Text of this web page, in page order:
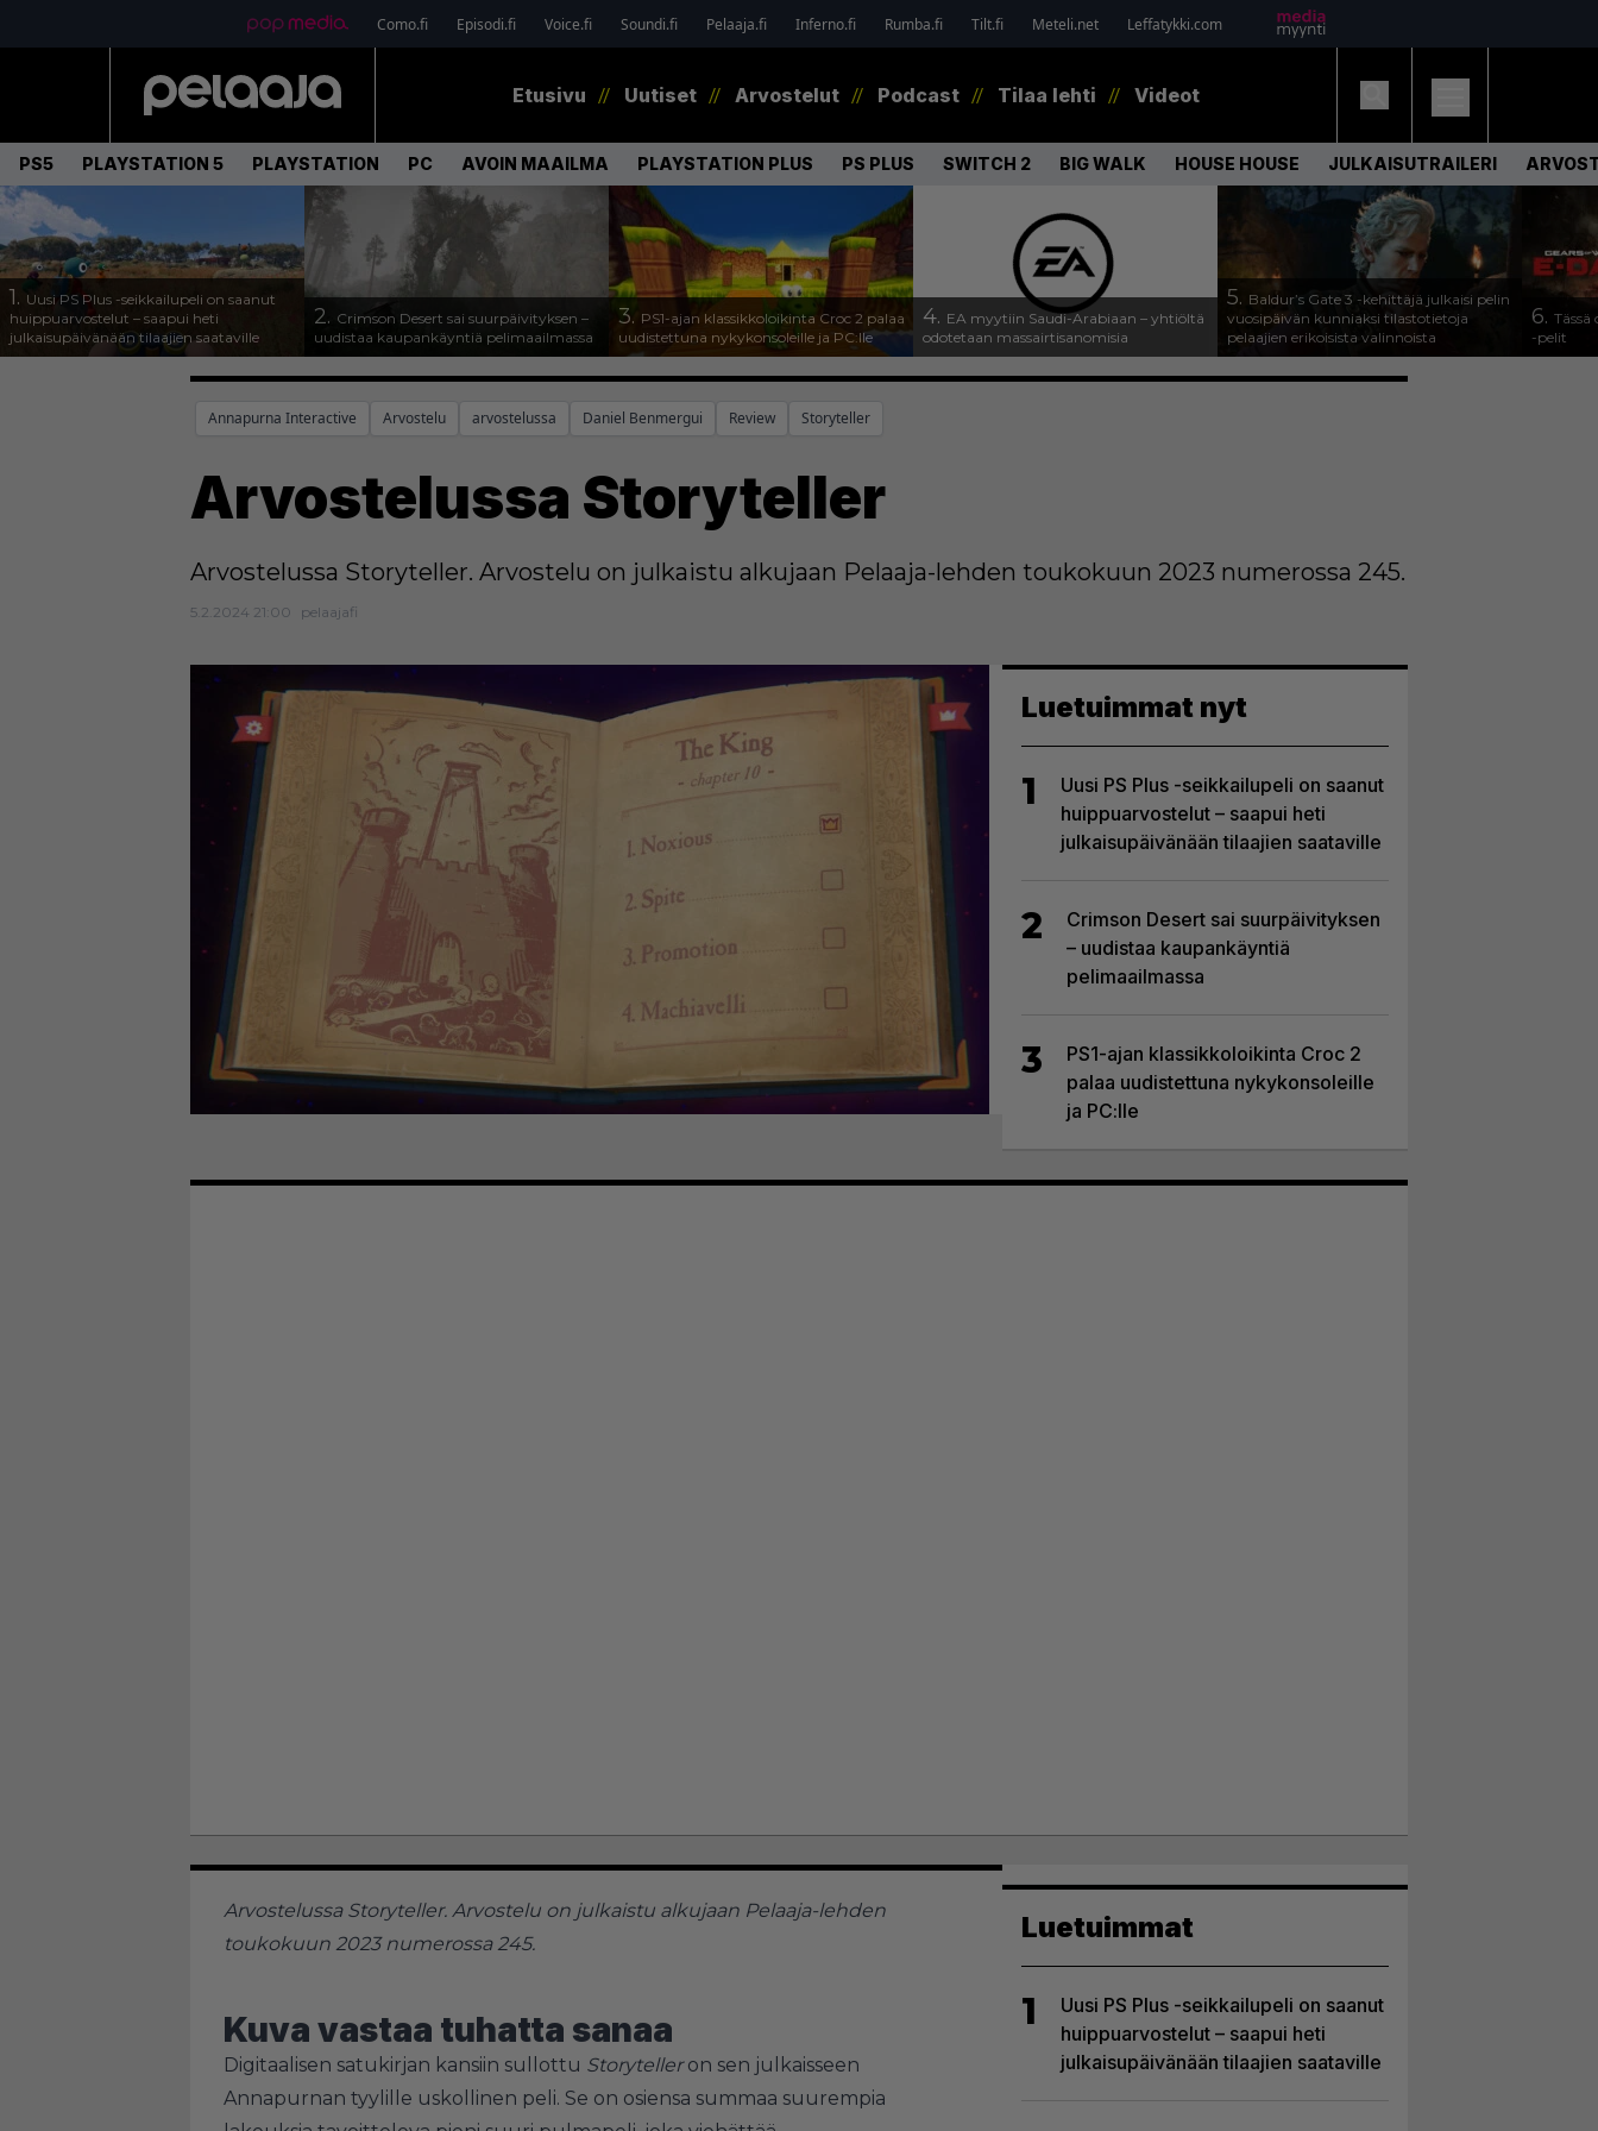
Como.fi Episodi.fi Voice.fi Soundi.fi Pelaaja.fi Inferno.fi Rumba.fi Tilt.fi Meteli.net Leffatykki.com
Etusivu Uutiset Arvostelut Podcast Tilaa lehti Videot
PS5 PLAYSTATION 5 PLAYSTATION PC AVOIN MAAILMA PLAYSTATION PLUS PS PLUS SWITCH 2 BIG WALK HOUSE HOUSE JULKAISUTRAILERI
1. Uusi PS Plus -seikkailupeli on saanut
huippuarvostelut – saapui heti
julkaisupäivänään tilaajien saataville
2. Crimson Desert sai suurpäivityksen –
uudistaa kaupankäyntiä pelimaailmassa
3. PS1-ajan klassikkoloikinta Croc 2 palaa
uudistettuna nykykonsoleille ja PC:lle
4. EA myytiin Saudi-Arabiaan – yhtiöltä
odotetaan massairtisanomisia
5. Baldur’s Gate 3 -kehittäjä julkaisi pelin
vuosipäivän kunniaksi tilastotietoja
pelaajien erikoisista valinnoista
6. Tässä
-pelit
Annapurna Interactive Arvostelu arvostelussa Daniel Benmergui Review Storyteller
Arvostelussa Storyteller
Arvostelussa Storyteller. Arvostelu on julkaistu alkujaan Pelaaja-lehden toukokuun 2023 numerossa 245.
5.2.2024 21:00 pelaajafi
Luetuimmat nyt
1
Uusi PS Plus -seikkailupeli on saanut
huippuarvostelut – saapui heti
julkaisupäivänään tilaajien saataville
2
Crimson Desert sai suurpäivityksen
– uudistaa kaupankäyntiä
pelimaailmassa
3
PS1-ajan klassikkoloikinta Croc 2
palaa uudistettuna nykykonsoleille
ja PC:lle
Arvostelussa Storyteller. Arvostelu on julkaistu alkujaan Pelaaja-lehden
toukokuun 2023 numerossa 245.
Kuva vastaa tuhatta sanaa
Digitaalisen satukirjan kansiin sullottu Storytelleron sen julkaisseen
Annapurnan tyylille uskollinen peli. Se on osiensa summaa suurempia
Luetuimmat
1
Uusi PS Plus -seikkailupeli on saanut
huippuarvostelut – saapui heti
julkaisupäivänään tilaajien saataville